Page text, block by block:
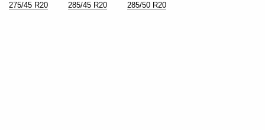
275/45 R20
285/45 R20 285/50 R20